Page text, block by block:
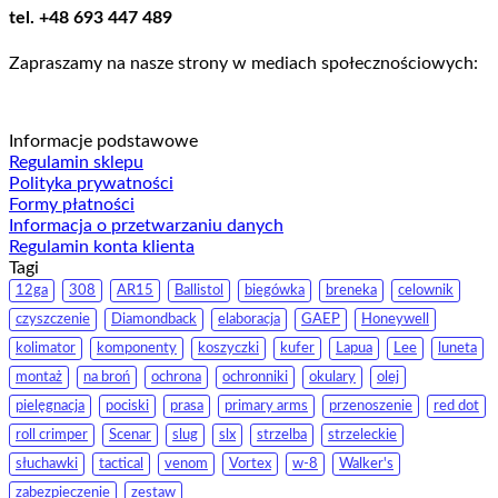
tel. +48 693 447 489
Zapraszamy na nasze strony w mediach społecznościowych:
Informacje podstawowe
Regulamin sklepu
Polityka prywatności
Formy płatności
Informacja o przetwarzaniu danych
Regulamin konta klienta
Tagi
12ga 308 AR15 Ballistol biegówka breneka celownik
czyszczenie Diamondback elaboracja GAEP Honeywell
kolimator komponenty koszyczki kufer Lapua Lee luneta
montaż na broń ochrona ochronniki okulary olej
pielęgnacja pociski prasa primary arms przenoszenie red dot
roll crimper Scenar slug slx strzelba strzeleckie
słuchawki tactical venom Vortex w-8 Walker's
zabezpieczenie zestaw